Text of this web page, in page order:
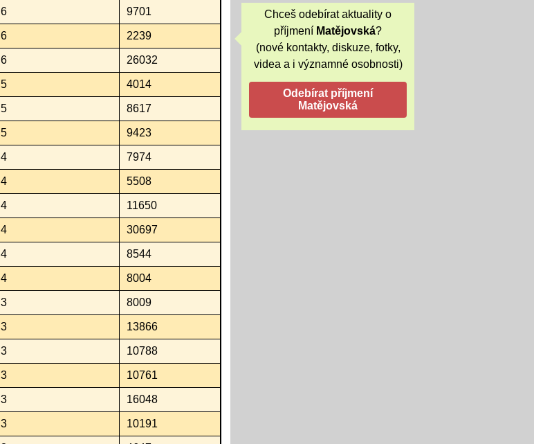
6 9701
6 2239
6 26032
5 4014
5 8617
5 9423
4 7974
4 5508
4 11650
4 30697
4 8544
4 8004
3 8009
3 13866
3 10788
3 10761
3 16048
3 10191
Chceš odebírat aktuality o
příjmení Matějovská?
(nové kontakty, diskuze, fotky,
videa a i významné osobnosti)